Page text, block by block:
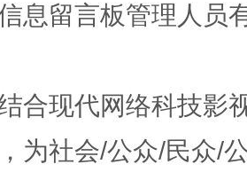
的“隐身衣” 如何以
息留言板管理人员
合现代网络科技影
为社会/公众/民众/